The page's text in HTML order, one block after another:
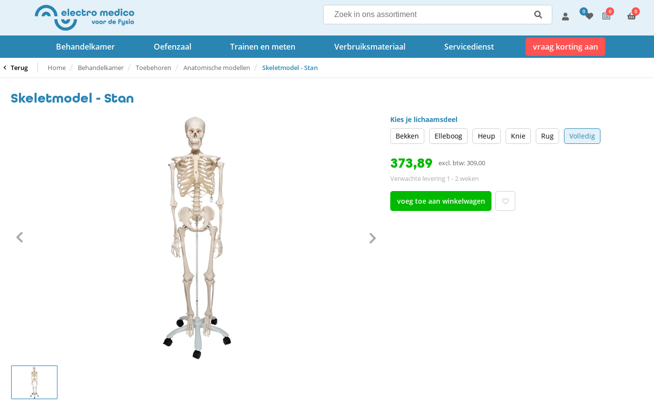
0 0 0
Behandelkamer Oefenzaal Trainen en meten Verbruiksmateriaal Servicedienst vraag korting aan
Terug Home Behandelkamer Toebehoren Anatomische modellen Skeletmodel - Stan
Skeletmodel - Stan
Kies je lichaamsdeel
Bekken
Elleboog Heup Knie Rug Volledig
373,89
excl. btw: 309,00
Verwachte levering 1 - 2 weken
voeg toe aan winkelwagen